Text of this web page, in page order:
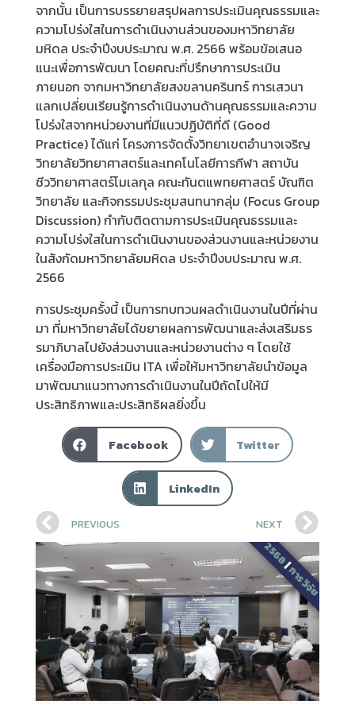
จากนั้น เป็นการบรรยายสรุปผลการประเมินคุณธรรมและ
ความโปร่งใสในการดำเนินงานส่วนของมหาวิทยาลัย
มหิดล ประจำปีงบประมาณ พ.ศ. 2566 พร้อมข้อเสนอ
แนะเพื่อการพัฒนา โดยคณะที่ปรึกษาการประเมิน
ภายนอก จากมหาวิทยาลัยสงขลานครินทร์ การเสวนา
แลกเปลี่ยนเรียนรู้การดำเนินงานด้านคุณธรรมและความ
โปร่งใสจากหน่วยงานที่มีแนวปฏิบัติที่ดี (Good
Practice) ได้แก่ โครงการจัดตั้งวิทยาเขตอำนาจเจริญ
วิทยาลัยวิทยาศาสตร์และเทคโนโลยีการกีฬา สถาบัน
ชีววิทยาศาสตร์โมเลกุล คณะทันตแพทยศาสตร์ บัณฑิต
วิทยาลัย และกิจกรรมประชุมสนทนากลุ่ม (Focus Group
Discussion) กำกับติดตามการประเมินคุณธรรมและ
ความโปร่งใสในการดำเนินงานของส่วนงานและหน่วยงาน
ในสังกัดมหาวิทยาลัยมหิดล ประจำปีงบประมาณ พ.ศ.
2566
การประชุมครั้งนี้ เป็นการทบทวนผลดำเนินงานในปีที่ผ่าน
มา ที่มหาวิทยาลัยได้ขยายผลการพัฒนาและส่งเสริมธร
รมาภิบาลไปยังส่วนงานและหน่วยงานต่าง ๆ โดยใช้
เครื่องมือการประเมิน ITA เพื่อให้มหาวิทยาลัยนำข้อมูล
มาพัฒนาแนวทางการดำเนินงานในปีถัดไปให้มี
ประสิทธิภาพและประสิทธิผลยิ่งขึ้น
Facebook Twitter
LinkedIn
PREVIOUS NEXT
2568
|
การวิจัย